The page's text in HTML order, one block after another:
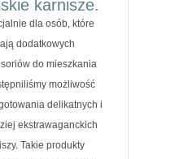
karnisze.
dla osób, które
dodatkowych
do mieszkania
możliwość
delikatnych i
ekstrawaganckich
Takie produkty